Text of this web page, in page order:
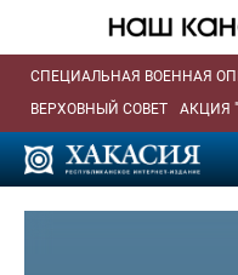
СПЕЦИАЛЬНАЯ ВОЕННАЯ
ВЕРХОВНЫЙ СОВЕТ
АКЦИЯ